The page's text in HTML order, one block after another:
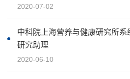
2020-07-02
中科院上海营养与健康研究所
研究助理
2020-06-10